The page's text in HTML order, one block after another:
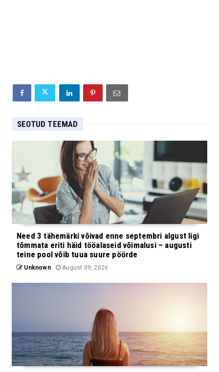
SEOTUD TEEMAD
Need 3 tähemärki võivad enne septembri algust ligi
tõmmata eriti häid tööalaseid võimalusi – augusti
teine pool võib tuua suure pöörde
Unknown August 09, 2026